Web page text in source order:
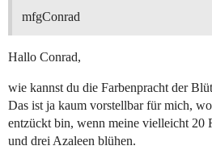
mfgConrad
Hallo Conrad,
wie kannst du die Farbenpracht der
Das ist ja kaum vorstellbar für mich,
entzückt bin, wenn meine vielleicht 20
und drei Azaleen blühen.